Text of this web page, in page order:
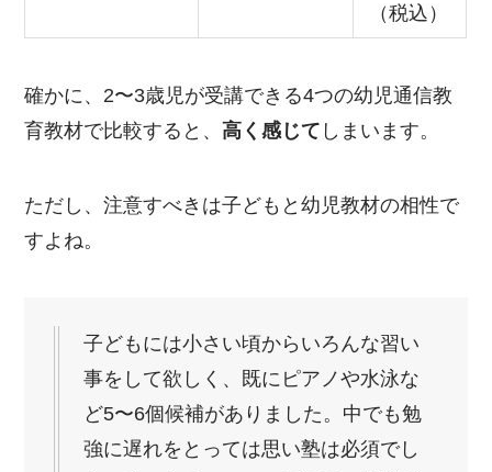
（税込）
確かに、2〜3歳児が受講できる4つの幼児通信教
育教材で比較すると、高く感じて しまいます。
ただし、注意すべきは子どもと幼児教材の相性で
すよね。
子どもには小さい頃からいろんな習い
事をして欲しく、既にピアノや水泳な
ど5〜6個候補がありました。中でも勉
強に遅れをとっては思い塾は必須でし